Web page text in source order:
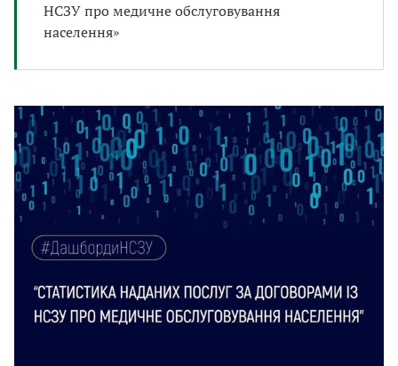
НСЗУ про медичне обслуговування
населення»